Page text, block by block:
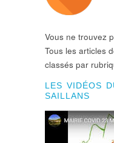
Vous ne trouvez
Tous les articles
classés par
LES VIDÉOS
SAILLANS